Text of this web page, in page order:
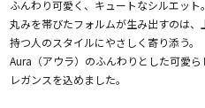
ふんわり可愛く、キュートなシルエット。
丸みを帯びたフォルムが生み出すのは、
持つ人のスタイルにやさしく寄り添う。
Aura（アウラ）のふんわりとした可愛
レガンスを込めました。